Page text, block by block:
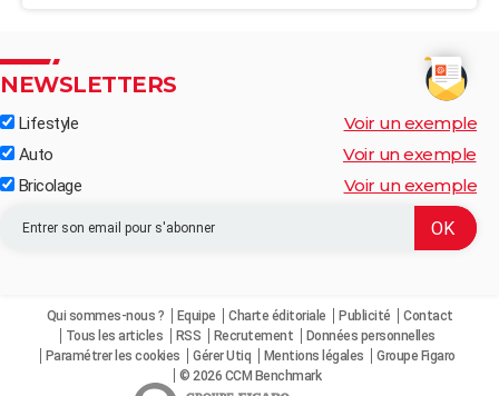
NEWSLETTERS
Lifestyle Voir un exemple
Auto Voir un exemple
Bricolage Voir un exemple
Qui sommes-nous ? Equipe Charte éditoriale Publicité
Contact
Tous les articles
RSS Recrutement
Données personnelles
Paramétrer les cookies
Gérer Utiq Mentions légales
Groupe Figaro
© 2026 CCM Benchmark